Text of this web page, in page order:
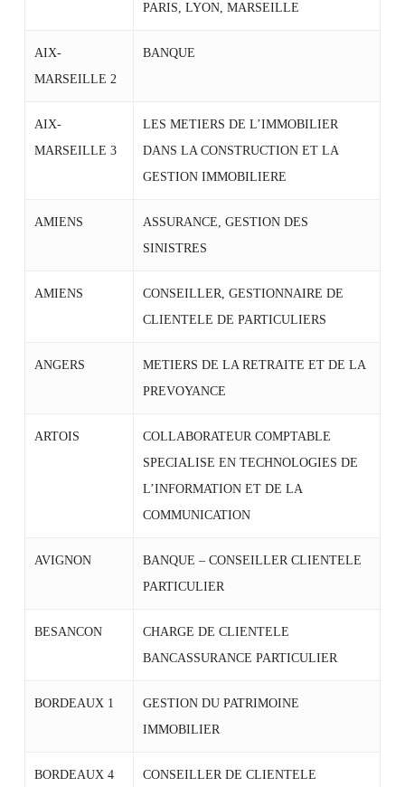
PARIS, LYON, MARSEILLE
AIX-
MARSEILLE 2
BANQUE
AIX-
MARSEILLE 3
LES METIERS DE L’IMMOBILIER
DANS LA CONSTRUCTION ET LA
GESTION IMMOBILIERE
AMIENS
ASSURANCE, GESTION DES
SINISTRES
AMIENS
CONSEILLER, GESTIONNAIRE DE
CLIENTELE DE PARTICULIERS
ANGERS
METIERS DE LA RETRAITE ET DE LA
PREVOYANCE
ARTOIS
COLLABORATEUR COMPTABLE
SPECIALISE EN TECHNOLOGIES DE
L’INFORMATION ET DE LA
COMMUNICATION
AVIGNON
BANQUE – CONSEILLER CLIENTELE
PARTICULIER
BESANCON
CHARGE DE CLIENTELE
BANCASSURANCE PARTICULIER
BORDEAUX 1
GESTION DU PATRIMOINE
IMMOBILIER
BORDEAUX 4
CONSEILLER DE CLIENTELE